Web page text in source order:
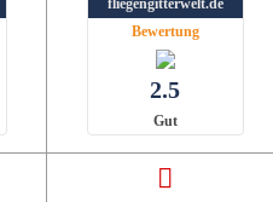
Bewertung
2.5
Gut